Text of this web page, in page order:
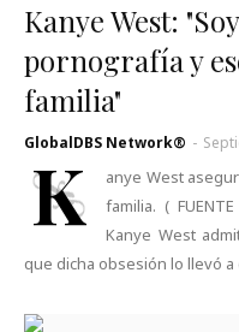
Kanye West:
pornografía y
familia"
GlobalDBS Network® -
K
anye West
familia. (
Kanye West
que dicha obsesión lo llevó